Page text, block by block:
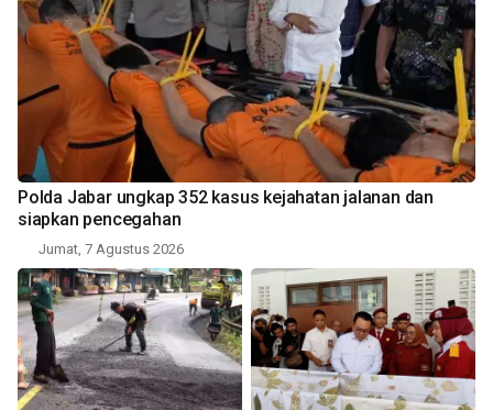
Polda Jabar ungkap 352 kasus kejahatan jalanan dan
siapkan pencegahan
Jumat, 7 Agustus 2026